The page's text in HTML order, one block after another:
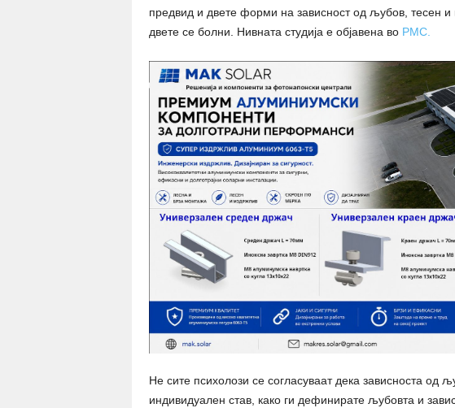
предвид и двете форми на зависност од љубов, тесен и
двете се болни. Нивната студија е објавена во PMC.
Не сите психолози се согласуваат дека зависноста од
индивидуален став, како ги дефинирате љубовта и